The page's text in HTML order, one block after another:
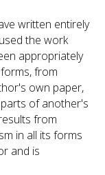
written entirely
the work
appropriately
from
own paper,
of another's
from
in all its forms
and is